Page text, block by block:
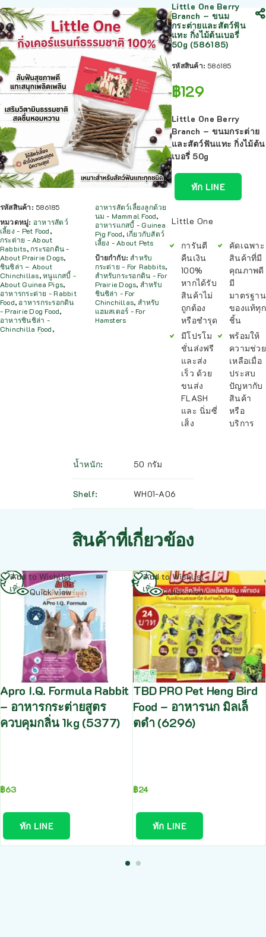
รหัสสินค้า: 586185
หมวดหมู่: อาหารสัตว์
เลี้ยง - Pet Food,
กระต่าย - About
Rabbits, กระรอกดิน -
About Prairie Dogs,
ชินชิล่า – About
Chinchillas,หนูแกสบี้ -
About Guinea Pigs,
อาหารกระต่าย - Rabbit
Food, อาหารกระรอกดิน
- Prairie Dog Food,
อาหารชินชิล่า -
Chinchilla Food,
อาหารสัตว์เลี้ยงลูกด้วย
นม - Mammal Food,
อาหารแกสบี้ - Guinea
Pig Food, เกี่ยวกับสัตว์
เลี้ยง - About Pets
ป้ายกำกับ:สำหรับ
กระต่าย - For Rabbits,
สำหรับกระรอกดิน - For
Prairie Dogs, สำหรับ
ชินชิล่า - For
Chinchillas, สำหรับ
แฮมสเตอร์ - For
Hamsters
Little One Berry
Branch – ขนม
กระต่ายและสัตว์ฟัน
แทะ กิ่งไม้ต้นเบอรี่
50g (586185)
รหัสสินค้า: 586185
฿129
Little One Berry
Branch – ขนมกระต่าย
และสัตว์ฟันแทะ กิ่งไม้ต้น
เบอรี่ 50g
ทัก LINE
Little One
การันตี
คืนเงิน
100%
หากได้รับ
สินค้าไม่
ถูกต้อง
หรือชำรุด
มีโปรโม
ชั่นส่งฟรี
และส่ง
เร็ว ด้วย
ขนส่ง
FLASH
และ นิ่มซี่
เส็ง
คัดเฉพาะ
สินค้าที่มี
คุณภาพดี
มี
มาตรฐาน
ของแท้ทุก
ชิ้น
พร้อมให้
ความช่วย
เหลือเมื่อ
ประสบ
ปัญหากับ
สินค้า
หรือ
บริการ
น้ำหนัก 50 กรัม
Shelf WH01-A06
สินค้าที่เกี่ยวข้อง
Add to Wishlist
Quick view
Apro I.Q. Formula Rabbit
– อาหารกระต่ายสูตร
ควบคุมกลิ่น 1kg (5377)
฿63
ทัก LINE
อ่าน
เพิ่ม
Add to Wishlist
Quick view
TBD PRO Pet Heng Bird
Food – อาหารนก มิลเล็
ตดำ (6296)
฿24
ทัก LINE
อ่าน
เพิ่ม